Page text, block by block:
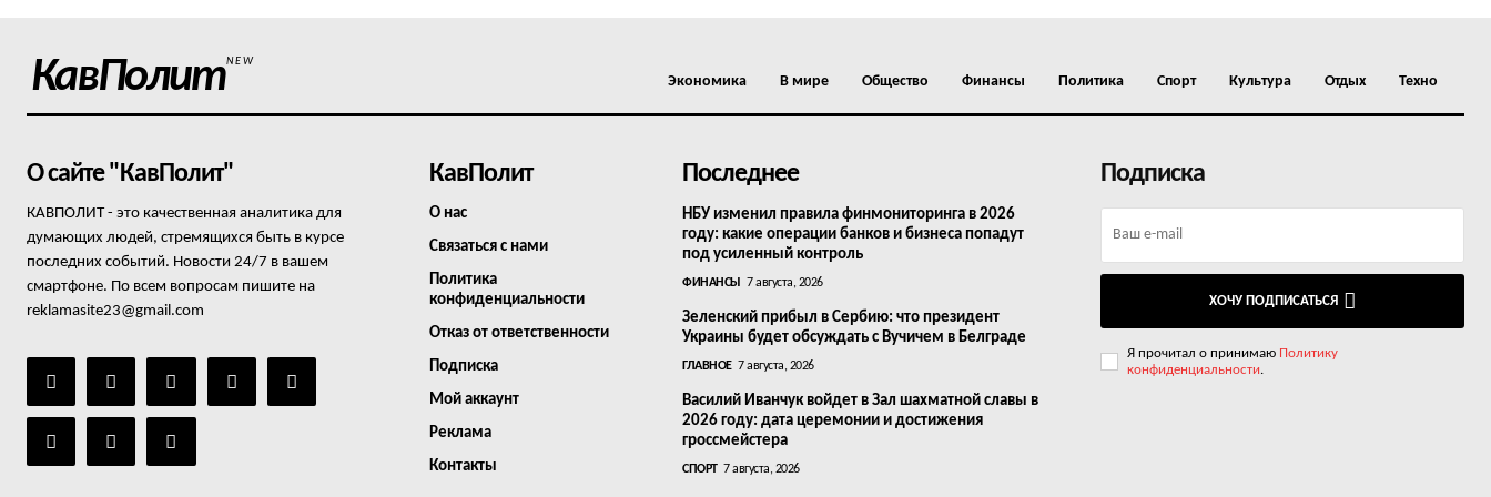
КавПолитNEW
Экономика В мире Общество Финансы Политика Спорт Культура Отдых Техно
О сайте "КавПолит"
КАВПОЛИТ - это качественная аналитика для
думающих людей, стремящихся быть в курсе
последних событий. Новости 24/7 в вашем
смартфоне. По всем вопросам пишите на
reklamasite23@gmail.com
КавПолит
О нас
Связаться с нами
Политика
конфиденциальности
Отказ от ответственности
Подписка
Мой аккаунт
Реклама
Контакты
Последнее
НБУ изменил правила финмониторинга в 2026
году: какие операции банков и бизнеса попадут
под усиленный контроль
ФИНАНСЫ 7 августа, 2026
Зеленский прибыл в Сербию: что президент
Украины будет обсуждать с Вучичем в Белграде
ГЛАВНОЕ 7 августа, 2026
Василий Иванчук войдет в Зал шахматной славы в
2026 году: дата церемонии и достижения
гроссмейстера
СПОРТ 7 августа, 2026
Подписка
ХОЧУ ПОДПИСАТЬСЯ
Я прочитал о принимаю Политику
конфиденциальности.